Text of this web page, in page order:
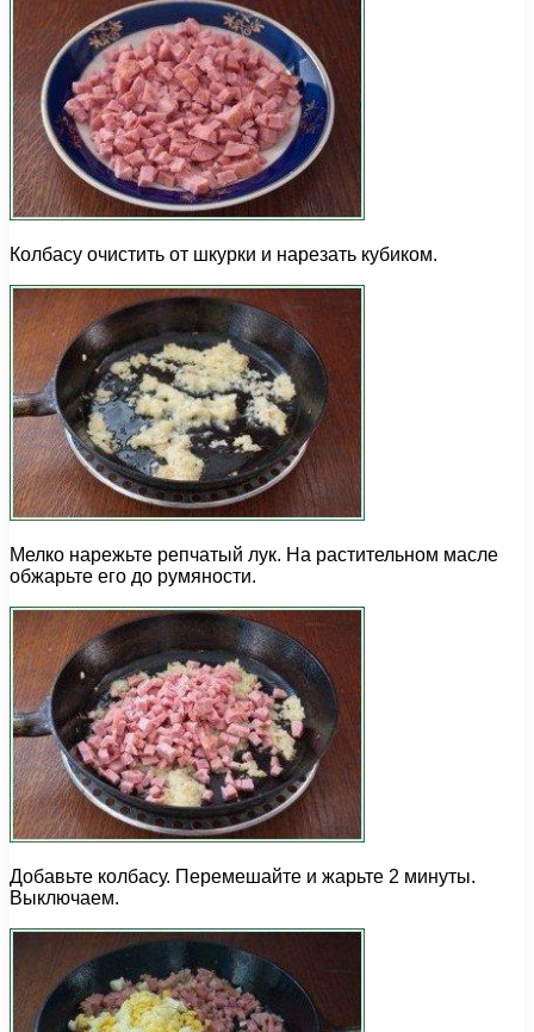
Колбасу очистить от шкурки и нарезать кубиком.
Мелко нарежьте репчатый лук. На растительном масле
обжарьте его до румяности.
Добавьте колбасу. Перемешайте и жарьте 2 минуты.
Выключаем.